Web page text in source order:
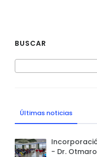
BUSCAR
Últimas noticias
- Dr.